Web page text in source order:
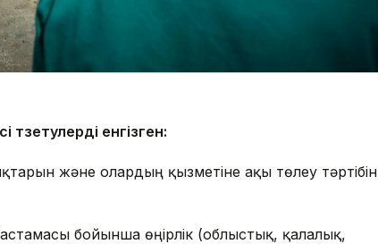
енгізген:
және олардың қызметіне ақы төлеу тәртібін
бойынша өңірлік (облыстық, қалалық,